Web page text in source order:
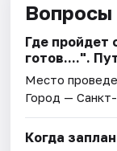
Вопросы
Где пройдет
готов....".
Место
Город —
Когда